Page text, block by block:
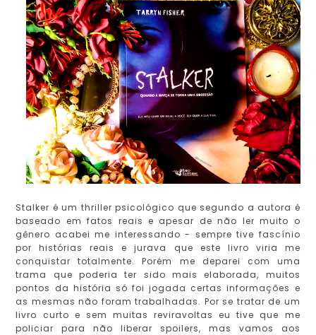
Stalker é um thriller psicológico que segundo a autora é
baseado em fatos reais e apesar de não ler muito o
gênero acabei me interessando - sempre tive fascínio
por histórias reais e jurava que este livro viria me
conquistar totalmente. Porém me deparei com uma
trama que poderia ter sido mais elaborada, muitos
pontos da história só foi jogada certas informações e
as mesmas não foram trabalhadas. Por se tratar de um
livro curto e sem muitas reviravoltas eu tive que me
policiar para não liberar spoilers, mas vamos aos